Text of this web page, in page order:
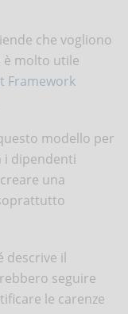
che vogliono
molto utile
Framework
modello per
i dipendenti
una
descrive il
seguire
le carenze